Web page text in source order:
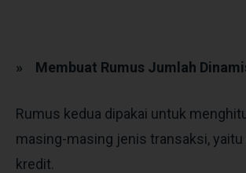
» Membuat Rumus Jumlah
Rumus kedua dipakai untuk
masing-masing jenis transaksi, yaitu
kredit.